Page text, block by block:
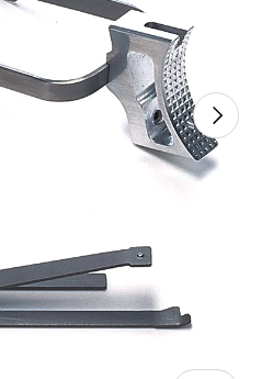
SUIVANT